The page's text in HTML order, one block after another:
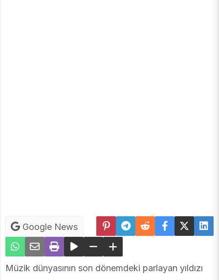
Google News
Müzik dünyasının son dönemdeki parlayan yıldızı